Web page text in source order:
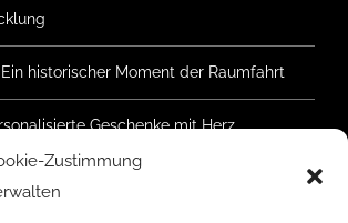
Zustimmung
historischer Moment der Raumfahrt
Geschenke mit Herz